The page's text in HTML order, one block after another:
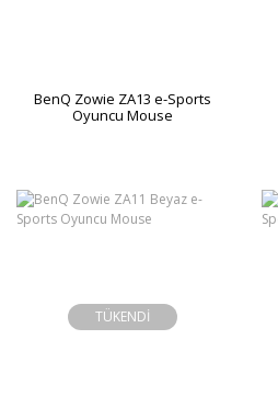
BenQ Zowie ZA13 e-Sports
Oyuncu Mouse
TÜKENDİ